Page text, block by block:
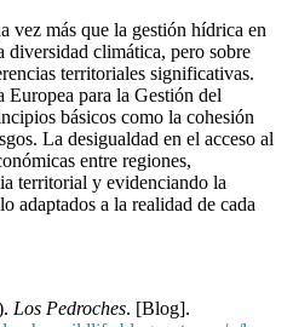
vez más que la gestión hídrica en
diversidad climática, pero sobre
territoriales significativas.
Europea para la Gestión del
básicos como la cohesión
La desigualdad en el acceso al
entre regiones,
territorial y evidenciando la
adaptados a la realidad de cada
Los Pedroches. [Blog].